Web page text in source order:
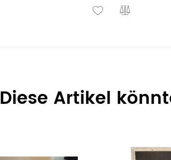
Diese Artikel